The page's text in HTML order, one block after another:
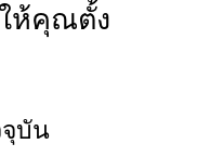
ห้คุณตั้ง
บัน